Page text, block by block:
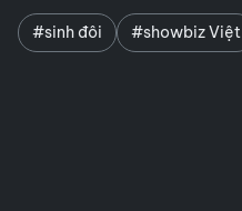
#sinh đôi #showbiz Việt